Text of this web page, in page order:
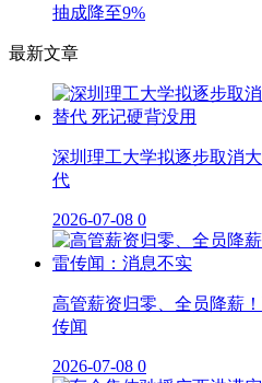
抽成降至9%
最新文章
深圳理工大学拟逐步取消
代
2026-07-08 0
高管薪资归零、全员降薪
传闻
2026-07-08 0